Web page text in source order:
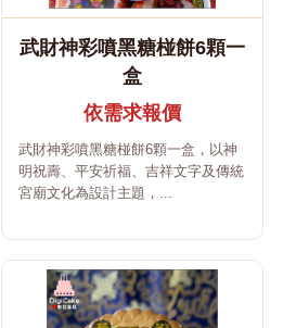
武財神彩噴黑糖椪餅6顆一
盒
依需求報價
武財神彩噴黑糖椪餅6顆一盒，以神
明祝壽、平安祈福、吉祥文字及傳統
宮廟文化為設計主題，...